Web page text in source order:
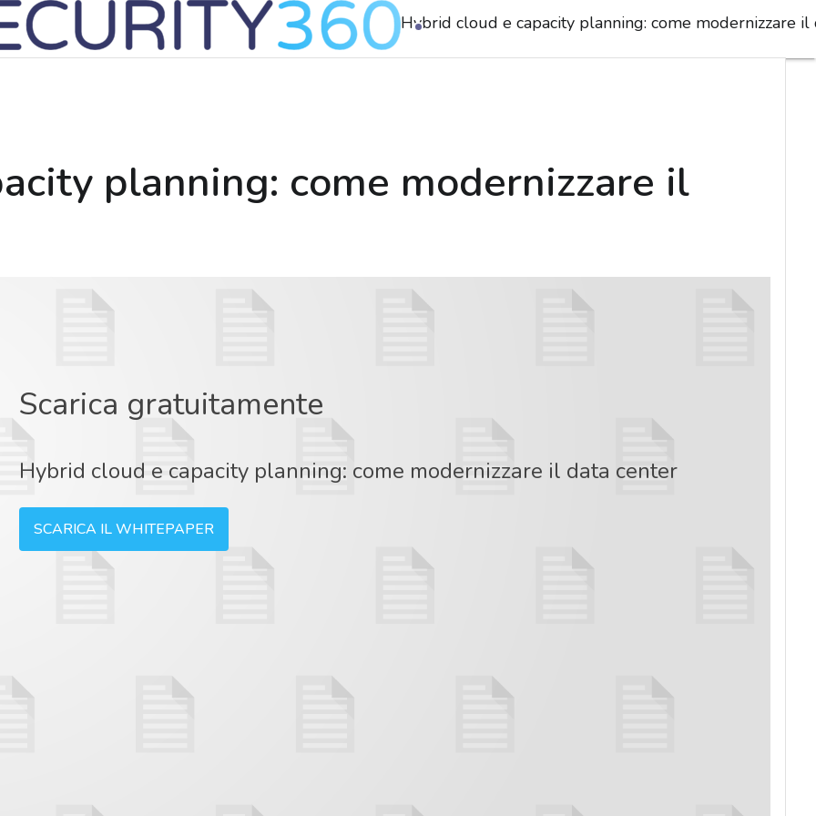
Hybrid cloud e capacity planning: come modernizzare il
planning: come modernizzare il
Scarica gratuitamente
Hybrid cloud e capacity planning: come modernizzare il data center
SCARICA IL WHITEPAPER